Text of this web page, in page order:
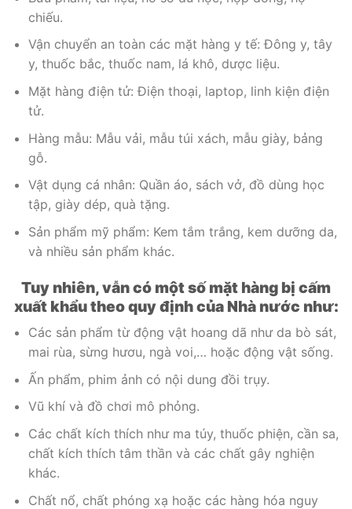
chiếu.
Vận chuyển an toàn các mặt hàng y tế: Đông y, tây
y, thuốc bắc, thuốc nam, lá khô, dược liệu.
Mặt hàng điện tử: Điện thoại, laptop, linh kiện điện
tử.
Hàng mẫu: Mẫu vải, mẫu túi xách, mẫu giày, bảng
gỗ.
Vật dụng cá nhân: Quần áo, sách vở, đồ dùng học
tập, giày dép, quà tặng.
Sản phẩm mỹ phẩm: Kem tắm trắng, kem dưỡng da,
và nhiều sản phẩm khác.
Tuy nhiên, vẫn có một số mặt hàng bị cấm
xuất khẩu theo quy định của Nhà nước như:
Các sản phẩm từ động vật hoang dã như da bò sát,
mai rùa, sừng hươu, ngà voi,… hoặc động vật sống.
Ấn phẩm, phim ảnh có nội dung đồi trụy.
Vũ khí và đồ chơi mô phỏng.
Các chất kích thích như ma túy, thuốc phiện, cần sa,
chất kích thích tâm thần và các chất gây nghiện
khác.
Chất nổ, chất phóng xạ hoặc các hàng hóa nguy